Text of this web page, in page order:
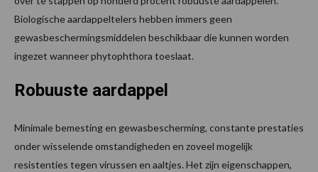
Biologische aardappeltelers hebben immers geen
gewasbeschermingsmiddelen beschikbaar die kunnen worden
ingezet wanneer phytophthora toeslaat.
Robuuste aardappel
Minimale bemesting en gewasbescherming, constante prestaties
onder wisselende omstandigheden en zoveel mogelijk
resistenties tegen virussen en aaltjes. Het zijn eigenschappen,